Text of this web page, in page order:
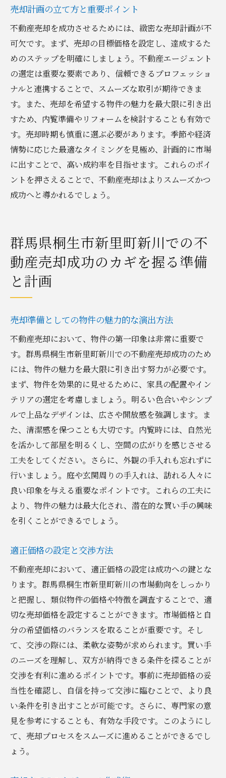
売却計画の立て方と重要ポイント
不動産売却を成功させるためには、緻密な売却計画が不
可欠です。まず、売却の目標価格を設定し、達成するた
めのステップを明確にしましょう。不動産エージェント
の選定は重要な要素であり、信頼できるプロフェッショ
ナルと連携することで、スムーズな取引が期待できま
す。また、売却を希望する物件の魅力を最大限に引き出
すため、内覧準備やリフォームを検討することも有効で
す。売却時期も慎重に選ぶ必要があります。季節や経済
情勢に応じた最適なタイミングを見極め、計画的に市場
に出すことで、高い成約率を目指せます。これらのポイ
ントを押さえることで、不動産売却はよりスムーズかつ
成功へと導かれるでしょう。
群馬県桐生市新里町新川での不
動産売却成功のカギを握る準備
と計画
売却準備としての物件の魅力的な演出方法
不動産売却において、物件の第一印象は非常に重要で
す。群馬県桐生市新里町新川での不動産売却成功のため
には、物件の魅力を最大限に引き出す努力が必要です。
まず、物件を効果的に見せるために、家具の配置やイン
テリアの選定を考慮しましょう。明るい色合いやシンプ
ルで上品なデザインは、広さや開放感を強調します。ま
た、清潔感を保つことも大切です。内覧時には、自然光
を活かして部屋を明るくし、空間の広がりを感じさせる
工夫をしてください。さらに、外観の手入れも忘れずに
行いましょう。庭や玄関周りの手入れは、訪れる人々に
良い印象を与える重要なポイントです。これらの工夫に
より、物件の魅力は最大化され、潜在的な買い手の興味
を引くことができるでしょう。
適正価格の設定と交渉方法
不動産売却において、適正価格の設定は成功への鍵とな
ります。群馬県桐生市新里町新川の市場動向をしっかり
と把握し、類似物件の価格や特徴を調査することで、適
切な売却価格を設定することができます。市場価格と自
分の希望価格のバランスを取ることが重要です。そし
て、交渉の際には、柔軟な姿勢が求められます。買い手
のニーズを理解し、双方が納得できる条件を探ることが
交渉を有利に進めるポイントです。事前に売却価格の妥
当性を確認し、自信を持って交渉に臨むことで、より良
い条件を引き出すことが可能です。さらに、専門家の意
見を参考にすることも、有効な手段です。このようにし
て、売却プロセスをスムーズに進めることができるでし
ょう。